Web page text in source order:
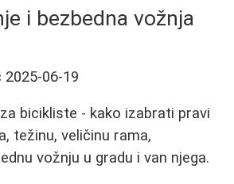
i bezbedna vožnja
2025-06-19
bicikliste - kako izabrati pravi
težinu, veličinu rama,
vožnju u gradu i van njega.